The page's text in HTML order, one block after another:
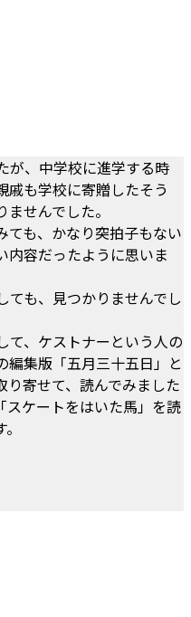
が、中学校に進学する時
戚も学校に寄贈したそう
せんでした。
ても、かなり突拍子もない
内容だったように思いま
ても、見つかりませんでし
て、ケストナーという人の
編集版「五月三十五日」と
り寄せて、読んでみました
スケートをはいた馬」を読